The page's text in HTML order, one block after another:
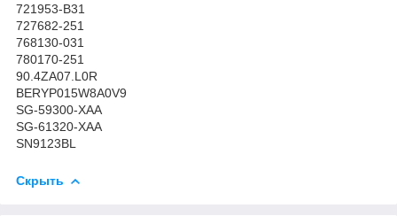
721953-B31
727682-251
768130-031
780170-251
90.4ZA07.L0R
BERYP015W8A0V9
SG-59300-XAA
SG-61320-XAA
SN9123BL
Скрыть